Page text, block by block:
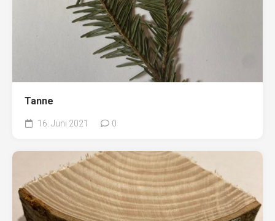
Tanne
16. Juni 2021 0